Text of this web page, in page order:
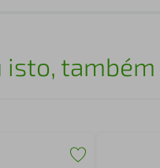
isto, também